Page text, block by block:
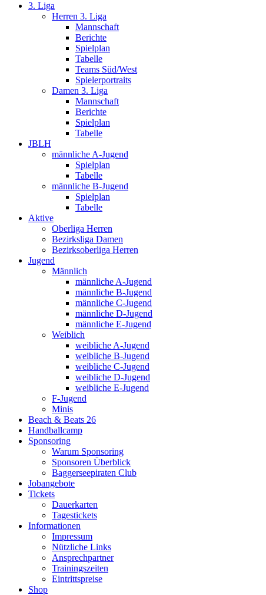
3. Liga
Herren 3. Liga
Mannschaft
Berichte
Spielplan
Tabelle
Teams Süd/West
Spielerportraits
Damen 3. Liga
Mannschaft
Berichte
Spielplan
Tabelle
JBLH
männliche A-Jugend
Spielplan
Tabelle
männliche B-Jugend
Spielplan
Tabelle
Aktive
Oberliga Herren
Bezirksliga Damen
Bezirksoberliga Herren
Jugend
Männlich
männliche A-Jugend
männliche B-Jugend
männliche C-Jugend
männliche D-Jugend
männliche E-Jugend
Weiblich
weibliche A-Jugend
weibliche B-Jugend
weibliche C-Jugend
weibliche D-Jugend
weibliche E-Jugend
F-Jugend
Minis
Beach & Beats 26
Handballcamp
Sponsoring
Warum Sponsoring
Sponsoren Überblick
Baggerseepiraten Club
Jobangebote
Tickets
Dauerkarten
Tagestickets
Informationen
Impressum
Nützliche Links
Ansprechpartner
Trainingszeiten
Eintrittspreise
Shop